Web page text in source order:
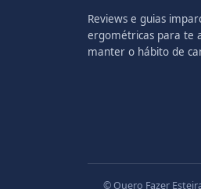
Reviews e guias
ergométricas para te
manter o hábito de
© Quero Fazer